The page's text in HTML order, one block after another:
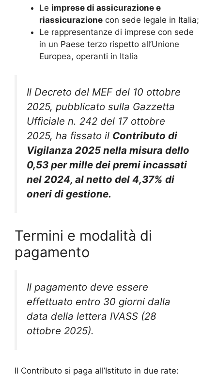
Le imprese di assicurazione e
riassicurazione con sede legale in Italia;
Le rappresentanze di imprese con sede
in un Paese terzo rispetto all’Unione
Europea, operanti in Italia
Il Decreto del MEF del 10 ottobre
2025, pubblicato sulla Gazzetta
Ufficiale n. 242 del 17 ottobre
2025, ha fissato il Contributo di
Vigilanza 2025 nella misura dello
0,53 per mille dei premi incassati
nel 2024, al netto del 4,37% di
oneri di gestione.
Termini e modalità di
pagamento
Il pagamento deve essere
effettuato entro 30 giorni dalla
data della lettera IVASS (28
ottobre 2025).
Il Contributo si paga all’Istituto in due rate: